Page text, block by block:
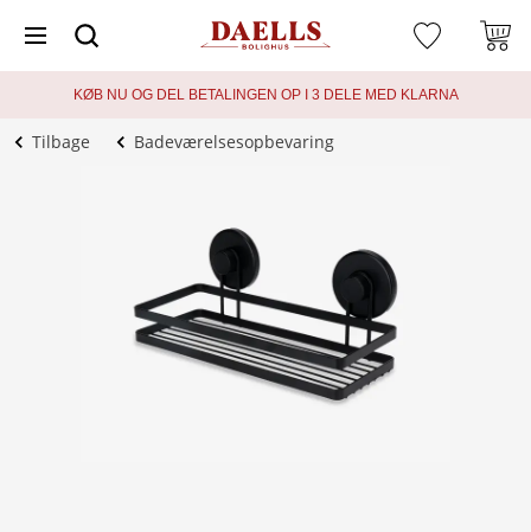
KØB NU OG DEL BETALINGEN OP I 3 DELE MED KLARNA
Tilbage Badeværelsesopbevaring